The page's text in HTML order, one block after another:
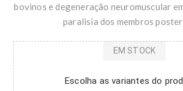
bovinos e degeneração neuromuscular
paralisia dos membros
Escolha as variantes do
EM STOCK